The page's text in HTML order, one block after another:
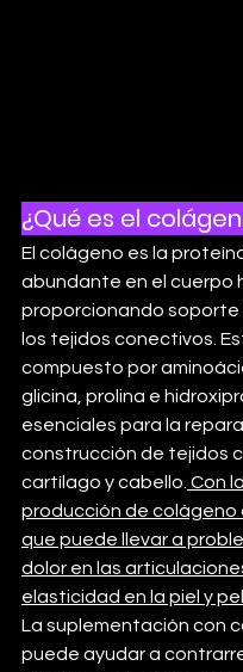
¿Qué es el
El colágeno es la
abundante en el cuerpo
proporcionando soporte
los tejidos conectivos.
compuesto por
glicina, prolina e
esenciales para la
construcción de tejidos
cartílago y cabello. Con
producción de colágeno
que puede llevar a
dolor en las
elasticidad en la piel y
La suplementación con
puede ayudar a